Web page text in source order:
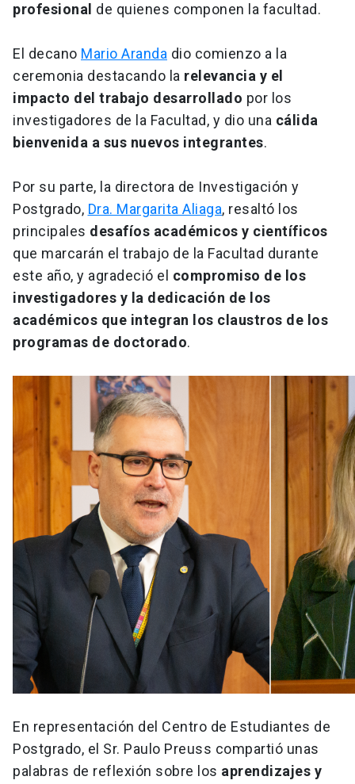
profesional de quienes componen la facultad.
El decano Mario Aranda dio comienzo a la
ceremonia destacando la relevancia y el
impacto del trabajo desarrollado por los
investigadores de la Facultad, y dio una cálida
bienvenida a sus nuevos integrantes.
Por su parte, la directora de Investigación y
Postgrado, Dra. Margarita Aliaga, resaltó los
principales desafíos académicos y científicos
que marcarán el trabajo de la Facultad durante
este año, y agradeció el compromiso de los
investigadores y la dedicación de los
académicos que integran los claustros de los
programas de doctorado.
En representación del Centro de Estudiantes de
Postgrado, el Sr. Paulo Preuss compartió unas
palabras de reflexión sobre los aprendizajes y